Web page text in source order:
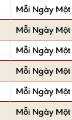
Mỗi Ngày
Mỗi Ngày
Mỗi Ngày
Mỗi Ngày
Mỗi Ngày
Mỗi Ngày